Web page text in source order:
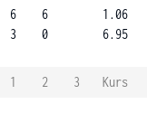
6
3
6
0
1.06
6.95
1 2 3
Kurs